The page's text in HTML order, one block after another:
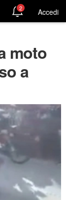
2 Accedi
moto
a